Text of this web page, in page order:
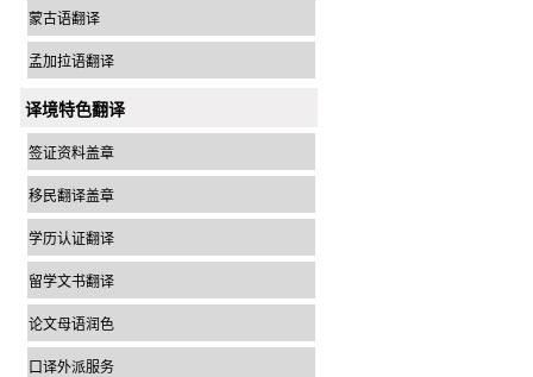
蒙古语翻译
孟加拉语翻译
译境特色翻译
签证资料盖章
移民翻译盖章
学历认证翻译
留学文书翻译
论文母语润色
口译外派服务